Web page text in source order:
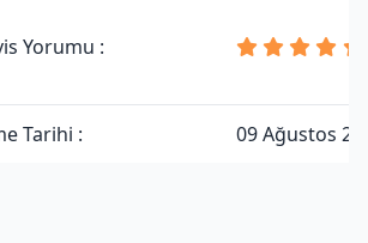
Yorumu :
Tarihi : 09 Ağustos